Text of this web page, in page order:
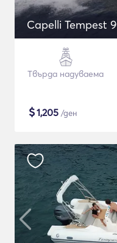
Capelli Tempest
Твърда надуваема
$1,205 /ден